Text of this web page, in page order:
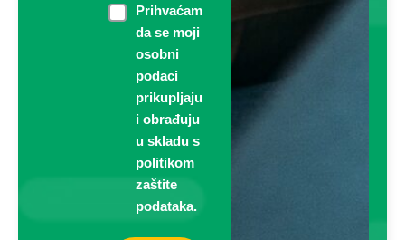
consentPrihvaćam
da se moji
osobni
podaci
prikupljaju
i obrađuju
u skladu s
politikom
zaštite
podataka.